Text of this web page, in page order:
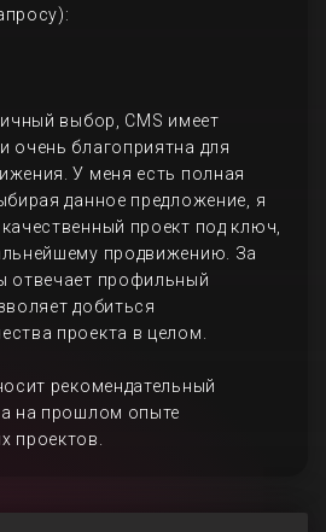
выбор, CMS имеет
очень благоприятна для
У меня есть полная
данное предложение, я
проект под ключ,
продвижению. За
отвечает профильный
добиться
проекта в целом.
рекомендательный
на прошлом опыте
проектов.